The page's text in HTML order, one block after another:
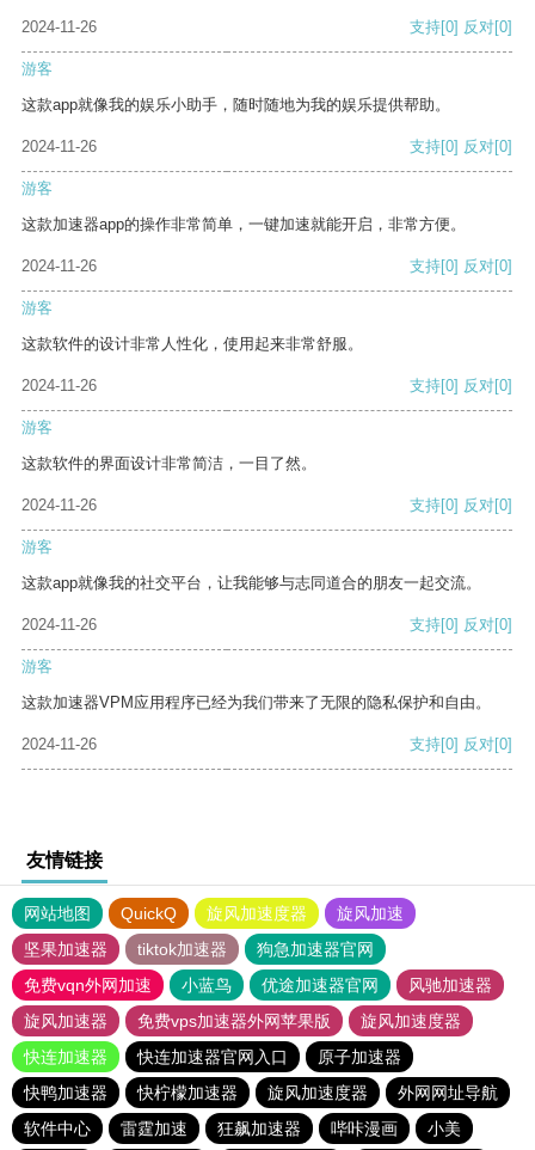
2024-11-26 支持[0] 反对[0]
游客
这款app就像我的娱乐小助手，随时随地为我的娱乐提供帮助。
2024-11-26 支持[0] 反对[0]
游客
这款加速器app的操作非常简单，一键加速就能开启，非常方便。
2024-11-26 支持[0] 反对[0]
游客
这款软件的设计非常人性化，使用起来非常舒服。
2024-11-26 支持[0] 反对[0]
游客
这款软件的界面设计非常简洁，一目了然。
2024-11-26 支持[0] 反对[0]
游客
这款app就像我的社交平台，让我能够与志同道合的朋友一起交流。
2024-11-26 支持[0] 反对[0]
游客
这款加速器VPM应用程序已经为我们带来了无限的隐私保护和自由。
2024-11-26 支持[0] 反对[0]
友情链接
网站地图 QuickQ 旋风加速度器
旋风加速
坚果加速器
tiktok加速器
狗急加速器官网
免费vqn外网加速
小蓝鸟 优途加速器官网
风驰加速器
旋风加速器
免费vps加速器外网苹果版
旋风加速度器
快连加速器
快连加速器官网入口
原子加速器
快鸭加速器
快柠檬加速器 旋风加速度器
外网网址导航
软件中心
雷霆加速 狂飙加速器 哔咔漫画 小美